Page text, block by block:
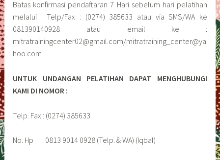
Batas konfirmasi pendaftaran 7 Hari sebelum hari pelatihan
melalui : Telp/Fax : (0274) 385633 atau via SMS/WA ke
081390140928 atau email ke :
mitratrainingcenter02@gmail.com/mitratraining_center@ya
hoo.com
UNTUK UNDANGAN PELATIHAN DAPAT MENGHUBUNGI
KAMI DI NOMOR :
Telp. Fax : (0274) 385633
No. Hp : 0813 9014 0928 (Telp. & WA) (Iqbal)